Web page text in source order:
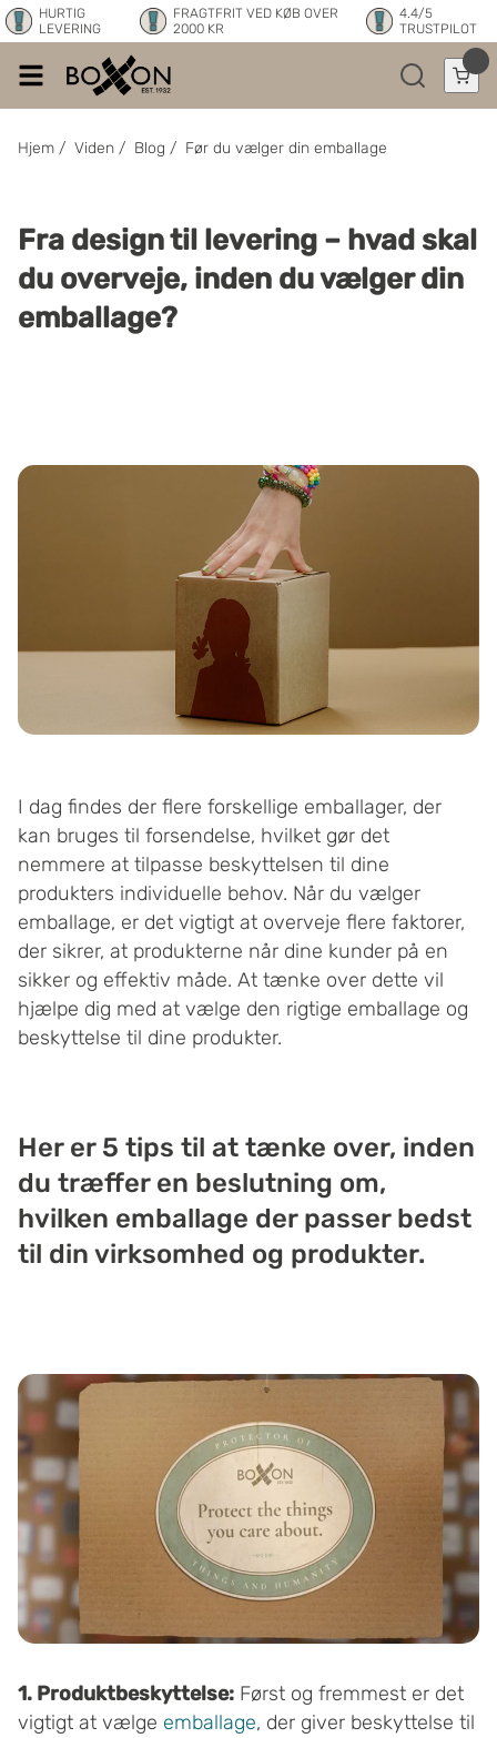
HURTIG
LEVERING
FRAGTFRIT VED KØB OVER
2000 KR
4.4/5
TRUSTPILOT
Hjem / Viden / Blog / Før du vælger din emballage
Fra design til levering – hvad skal
du overveje, inden du vælger din
emballage?
I dag findes der flere forskellige emballager, der
kan bruges til forsendelse, hvilket gør det
nemmere at tilpasse beskyttelsen til dine
produkters individuelle behov. Når du vælger
emballage, er det vigtigt at overveje flere faktorer,
der sikrer, at produkterne når dine kunder på en
sikker og effektiv måde. At tænke over dette vil
hjælpe dig med at vælge den rigtige emballage og
beskyttelse til dine produkter.
Her er 5 tips til at tænke over, inden
du træffer en beslutning om,
hvilken emballage der passer bedst
til din virksomhed og produkter.
1. Produktbeskyttelse: Først og fremmest er det
vigtigt at vælge emballage, der giver beskyttelse til